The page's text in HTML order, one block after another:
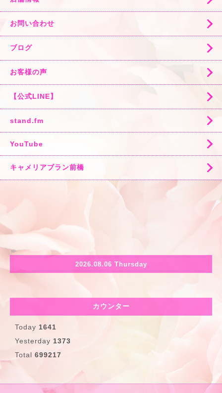
お問い合わせ
ブログ
お客様の声
【公式LINE】
stand.fm
YouTube
キャメリアブラン前橋
2026.08.06 Thursday
カウンター
Today 1641
Yesterday 1373
Total 699217